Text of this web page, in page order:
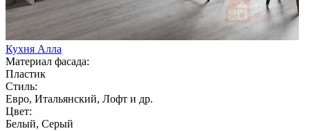
Кухня Алла
Материал фасада:
Пластик
Стиль:
Евро, Итальянский, Лофт и др.
Цвет:
Белый, Серый